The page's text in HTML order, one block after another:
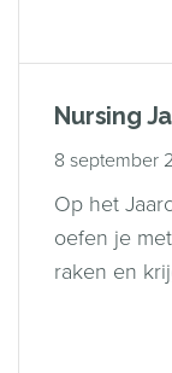
Nursing
8 september
Op het
oefen je
raken en